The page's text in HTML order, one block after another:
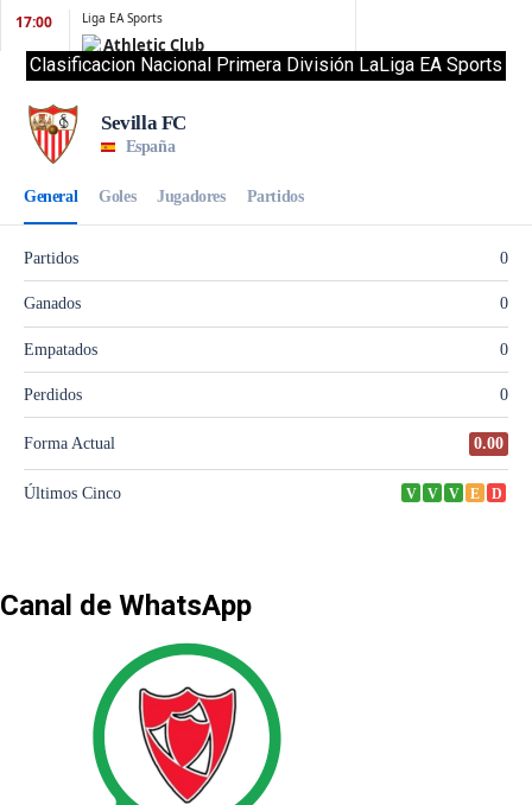
Clasificacion Nacional Primera División LaLiga EA Sports
Canal de WhatsApp